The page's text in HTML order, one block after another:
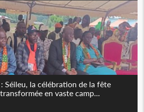
Séileu, la célébration de la fête
en vaste camp...